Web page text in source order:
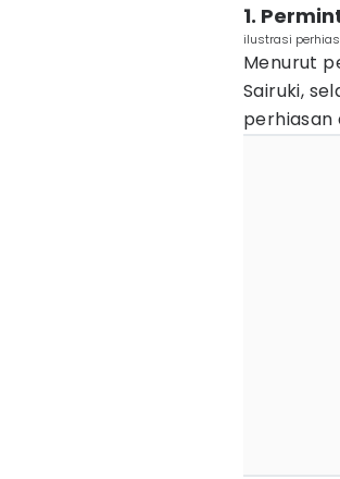
1.
ilustrasi
Menurut
Sairuki,
perhiasan